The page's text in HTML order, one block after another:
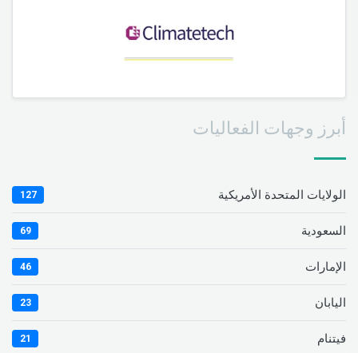
أبرز وجهات الفعاليات
الولايات المتحدة الأمريكية 127
السعودية 69
الإمارات 46
اليابان 23
فيتنام 21